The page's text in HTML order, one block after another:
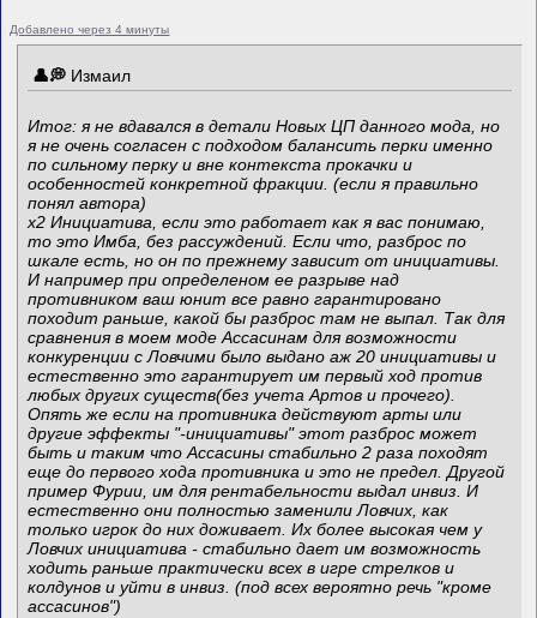
Добавлено через 4 минуты
Измаил
Итог: я не вдавался в детали Новых ЦП данного мода, но
я не очень согласен с подходом балансить перки именно
по сильному перку и вне контекста прокачки и
особенностей конкретной фракции. (если я правильно
понял автора)
х2 Инициатива, если это работает как я вас понимаю,
то это Имба, без рассуждений. Если что, разброс по
шкале есть, но он по прежнему зависит от инициативы.
И например при определеном ее разрыве над
противником ваш юнит все равно гарантировано
походит раньше, какой бы разброс там не выпал. Так для
сравнения в моем моде Ассасинам для возможности
конкуренции с Ловчими было выдано аж 20 инициативы и
естественно это гарантирует им первый ход против
любых других существ(без учета Артов и прочего).
Опять же если на противника действуют арты или
другие эффекты "-инициативы" этот разброс может
быть и таким что Ассасины стабильно 2 раза походят
еще до первого хода противника и это не предел. Другой
пример Фурии, им для рентабельности выдал инвиз. И
естественно они полностью заменили Ловчих, как
только игрок до них доживает. Их более высокая чем у
Ловчих инициатива - стабильно дает им возможность
ходить раньше практически всех в игре стрелков и
колдунов и уйти в инвиз. (под всех вероятно речь "кроме
ассасинов")